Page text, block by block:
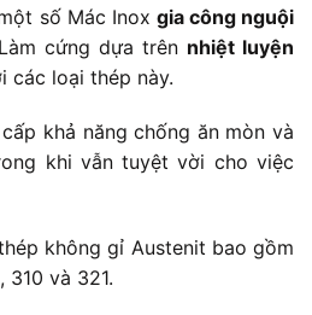
số Mác Inox gia công nguội
cứng dựa trên nhiệt luyện
các loại thép này.
khả năng chống ăn mòn và
khi vẫn tuyệt vời cho việc
không gỉ Austenit bao gồm
310 và 321.